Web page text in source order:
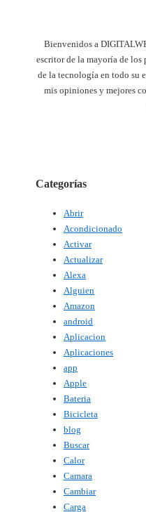
Bienvenidos a
escritor de la mayoría de los
de la tecnología en todo su
mis opiniones y mejores
Categorías
Abrir
Acondicionado
Activar
Actualizar
Alexa
Alguien
Amazon
android
Aplicacion
Aplicaciones
app
Apple
Bateria
Bicicleta
blog
Buscar
Calor
Camara
Cambiar
Carga